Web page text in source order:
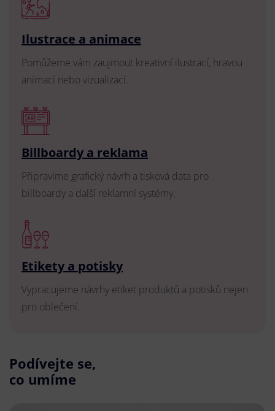
Ilustrace a animace
Pomůžeme vám zaujmout kreativní ilustrací, hravou
animací nebo vizualizací.
Billboardy a reklama
Připravíme grafický návrh a tisková data pro
billboardy a další reklamní systémy.
Etikety a potisky
Vypracujeme návrhy etiket produktů a potisků nejen
pro oblečení.
Podívejte se,
co umíme